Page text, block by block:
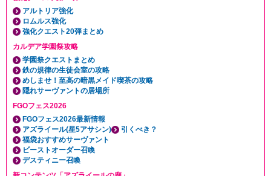
アルトリア強化
ロムルス強化
強化クエスト20弾まとめ
カルデア学園祭攻略
学園祭クエストまとめ
鉄の規律の生徒会室の攻略
めしませ！至高の暗黒メイド喫茶の攻略
隠れサーヴァントの居場所
FGOフェス2026
FGOフェス2026最新情報
アズライール(星5アサシン)
引くべき？
福袋おすすめサーヴァント
ビーストオーダー召喚
デスティニー召喚